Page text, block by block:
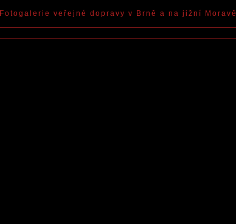
Fotogalerie veřejné dopravy v Brně a na jižní Moravě